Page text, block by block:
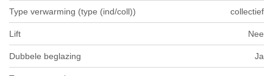
Type verwarming (type (ind/coll)) collectief
Lift Nee
Dubbele beglazing Ja